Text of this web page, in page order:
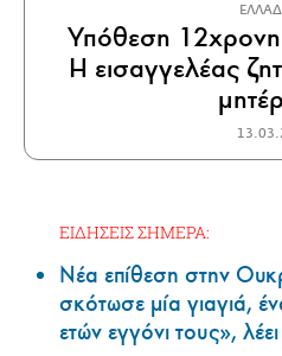
Υπόθεση
Η εισαγγελέας
ΕΙΔΗΣΕΙΣ ΣΗΜΕΡΑ:
Νέα επίθεση στην
σκότωσε μία γιαγιά,
ετών εγγόνι τους»,